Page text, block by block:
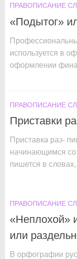
ПРАВОПИСАНИЕ
«Подытог»
используется в
оформлении
ПРАВОПИСАНИЕ
Приставки
Приставка раз-
начинающимся со
пишется в словах,
ПРАВОПИСАНИЕ
«Неплохой»
или
В орфографии